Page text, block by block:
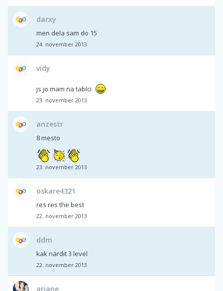
darxy
men dela sam do 15
24. november 2013
vidy
js jo mam na tablci
23. november 2013
anzestr
8 mesto
23. november 2013
oskare4321
res res the best
22. november 2013
ddm
kak nardit 3 level
22. november 2013
ariane.